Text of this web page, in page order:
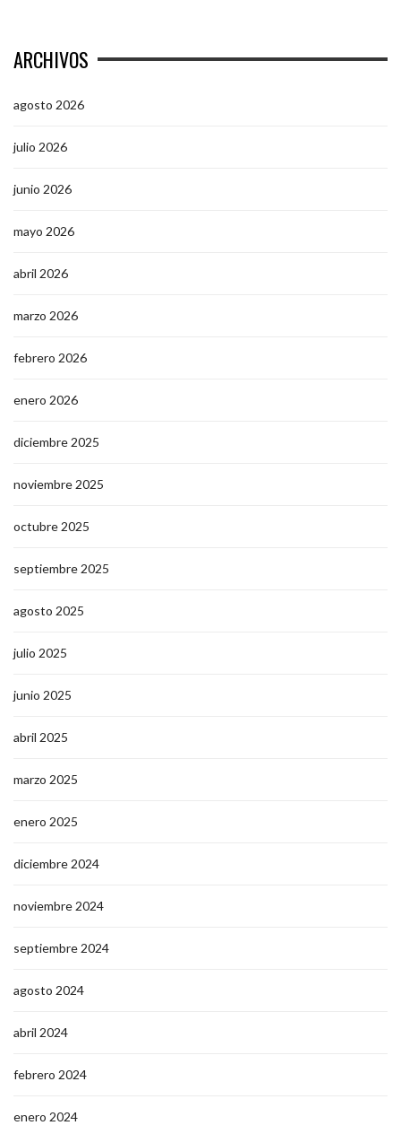
ARCHIVOS
agosto 2026
julio 2026
junio 2026
mayo 2026
abril 2026
marzo 2026
febrero 2026
enero 2026
diciembre 2025
noviembre 2025
octubre 2025
septiembre 2025
agosto 2025
julio 2025
junio 2025
abril 2025
marzo 2025
enero 2025
diciembre 2024
noviembre 2024
septiembre 2024
agosto 2024
abril 2024
febrero 2024
enero 2024